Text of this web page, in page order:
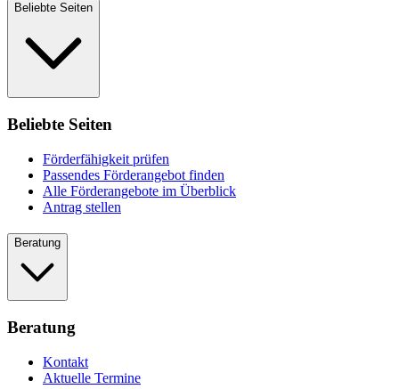
Beliebte Seiten
Beliebte Seiten
Förderfähigkeit prüfen
Passendes Förderangebot finden
Alle Förderangebote im Überblick
Antrag stellen
Beratung
Beratung
Kontakt
Aktuelle Termine